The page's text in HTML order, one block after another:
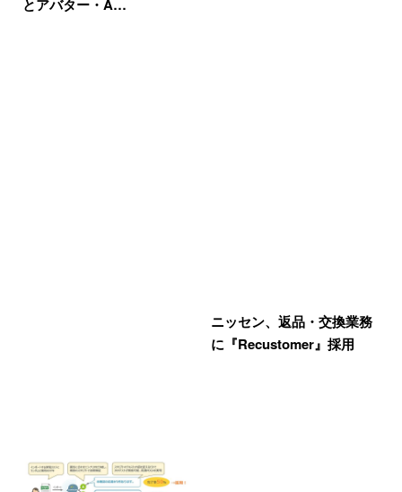
とアバター・A…
ニッセン、返品・交換業務
に『Recustomer』採用